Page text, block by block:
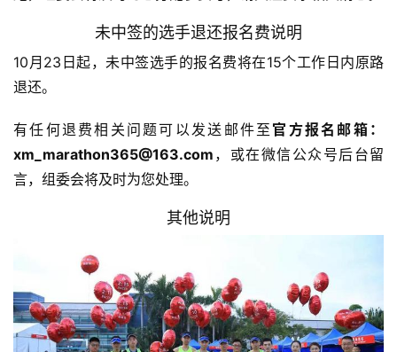
察
备
训
用
户
未中签的选手退还报名费说明
10月23日起，未中签选手的报名费将在15个工作日内原路
退还。
有任何退费相关问题可以发送邮件至 官方报名邮箱：
xm_marathon365@163.com ，或在微信公众号后台留
言，组委会将及时为您处理。
其他说明